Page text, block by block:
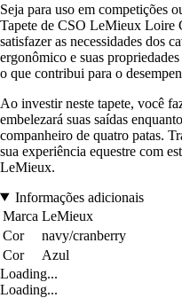
Seja para uso em competições
Tapete de CSO LeMieux Loire
satisfazer as necessidades dos
ergonômico e suas
o que contribui para o
Ao investir neste tapete, você
embelezará suas saídas
companheiro de quatro patas.
sua experiência equestre com
LeMieux.
Informações adicionais
Marca LeMieux
Cor
navy/cranberry
Cor
Azul
Loading...
Loading...